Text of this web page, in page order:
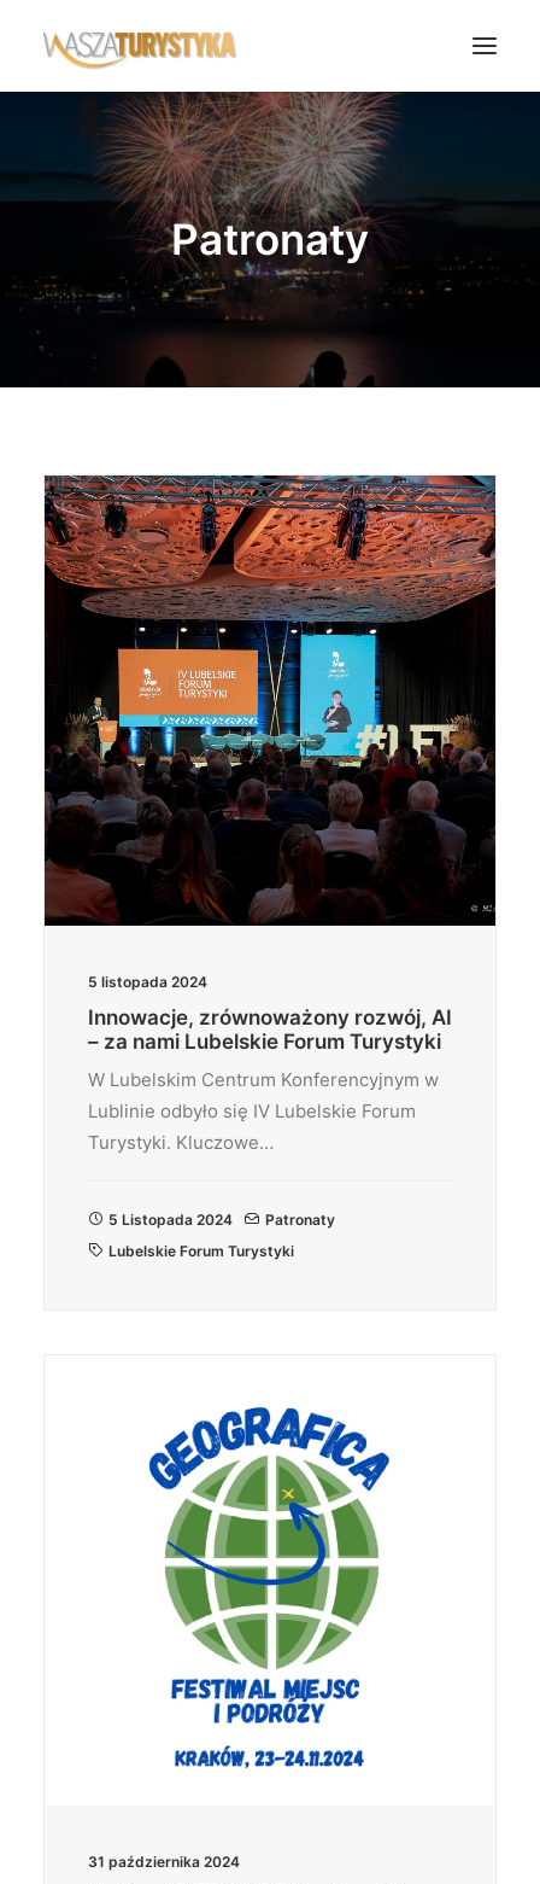
Księga wspomnień
Biura podróży
Noclegi
Polska
Świat
Wasze Podróże
Wyszukiwanie
Patronaty
5 listopada 2024
Innowacje, zrównoważony rozwój, AI
– za nami Lubelskie Forum Turystyki
W Lubelskim Centrum Konferencyjnym w
Lublinie odbyło się IV Lubelskie Forum
Turystyki. Kluczowe…
5 Listopada 2024
Patronaty
Lubelskie Forum Turystyki
31 października 2024